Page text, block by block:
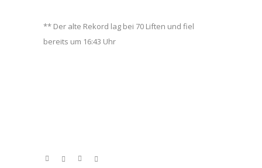
** Der alte Rekord lag bei 70 Liften und fiel
bereits um 16:43 Uhr